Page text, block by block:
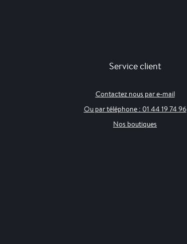
Service client
Contactez nous par e-mail
Ou par téléphone : 01 44 19 74 96
Nos boutiques